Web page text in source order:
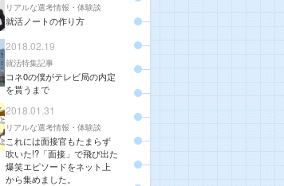
リアルな選考情報・体験談
就活ノートの作り方
2018.02.19
就活特集記事
コネ0の僕がテレビ局の内定
を貰うまで
2018.01.31
リアルな選考情報・体験談
これには面接官もたまらず
吹いた!?「面接」で飛び出た
爆笑エピソードをネット上
から集めました。